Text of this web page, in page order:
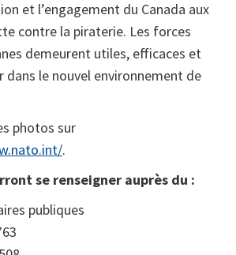
et l’engagement du Canada aux
contre la piraterie. Les forces
demeurent utiles, efficaces et
dans le nouvel environnement de
photos sur
.
se renseigner auprès du :
publiques